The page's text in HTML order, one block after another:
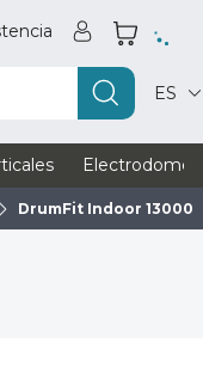
ES
DrumFit Indoor 13000